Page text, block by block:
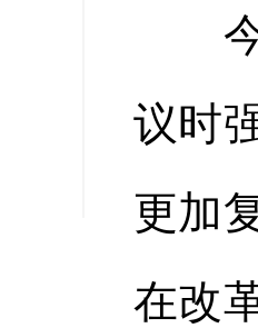
今
议时
更加
在改